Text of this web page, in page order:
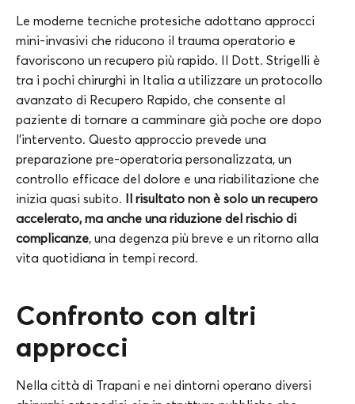
Le moderne tecniche protesiche adottano approcci
mini-invasivi che riducono il trauma operatorio e
favoriscono un recupero più rapido. Il Dott. Strigelli è
tra i pochi chirurghi in Italia a utilizzare un protocollo
avanzato di Recupero Rapido, che consente al
paziente di tornare a camminare già poche ore dopo
l’intervento. Questo approccio prevede una
preparazione pre-operatoria personalizzata, un
controllo efficace del dolore e una riabilitazione che
inizia quasi subito. Il risultato non è solo un recupero
accelerato, ma anche una riduzione del rischio di
complicanze, una degenza più breve e un ritorno alla
vita quotidiana in tempi record.
Confronto con altri
approcci
Nella città di Trapani e nei dintorni operano diversi